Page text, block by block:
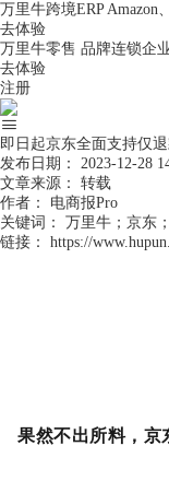
万里牛跨境ERP Amazon
去体验
万里牛零售 品牌连锁企
去体验
注册
即日起京东全面支持仅
发布日期：
2023-12-28
文章来源：
转载
作者：
电商报Pro
关键词：
万里牛；京东
链接：
https://
京东淘宝
果然不出所料，京